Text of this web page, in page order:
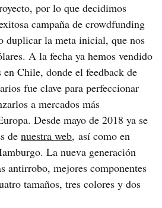
por lo que decidimos
campaña de crowdfunding
duplicar la meta inicial, que nos
A la fecha ya hemos vendido
en Chile, donde el feedback de
fue clave para perfeccionar
a mercados más
Desde mayo de 2018 ya se
de nuestra web, así como en
La nueva generación
antirrobo, mejores componentes
tamaños, tres colores y dos